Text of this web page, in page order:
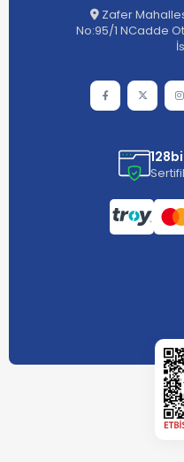
Zafer
No:95/1 NCadde